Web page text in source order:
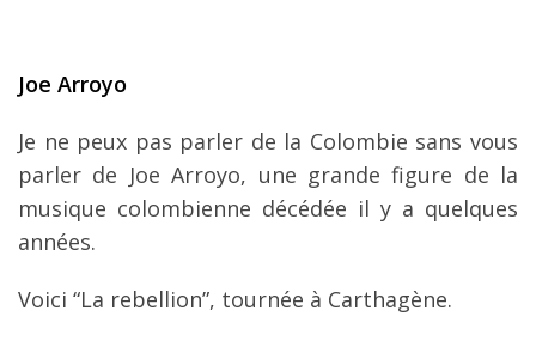
Joe Arroyo
Je ne peux pas parler de la Colombie sans vous
parler de Joe Arroyo, une grande figure de la
musique colombienne décédée il y a quelques
années.
Voici “La rebellion”, tournée à Carthagène.